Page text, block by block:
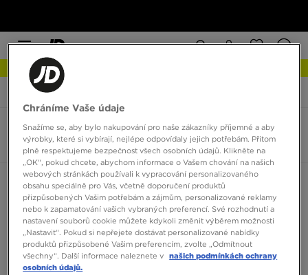
JD Sports Vans Old Skool 36 Trail
Vans Old Skool 36 Trail
0 produktů
Seřadit:Doporučené Filtrovat
Chráníme Vaše údaje
Snažíme se, aby bylo nakupování pro naše zákazníky příjemné a aby
výrobky, které si vybírají, nejlépe odpovídaly jejich potřebám. Přitom
plně respektujeme bezpečnost všech osobních údajů. Klikněte na
„OK“, pokud chcete, abychom informace o Vašem chování na našich
webových stránkách používali k vypracování personalizovaného
obsahu speciálně pro Vás, včetně doporučení produktů
přizpůsobených Vašim potřebám a zájmům, personalizované reklamy
nebo k zapamatování vašich vybraných preferencí. Své rozhodnutí a
nastavení souborů cookie můžete kdykoli změnit výběrem možnosti
„Nastavit“. Pokud si nepřejete dostávat personalizované nabídky
produktů přizpůsobené Vašim preferencím, zvolte „Odmítnout
všechny“. Další informace naleznete v našich podmínkách ochrany
osobních údajů.